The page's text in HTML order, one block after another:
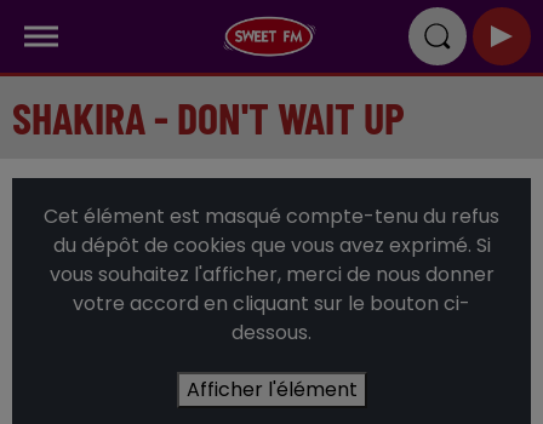
SHAKIRA - DON'T WAIT UP
Cet élément est masqué compte-tenu du refus
du dépôt de cookies que vous avez exprimé. Si
vous souhaitez l'afficher, merci de nous donner
votre accord en cliquant sur le bouton ci-
dessous.
Afficher l'élément